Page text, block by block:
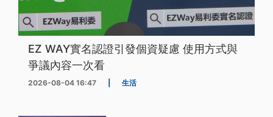
EZ WAY實名認證引發個資疑慮 使用方式與
爭議內容一次看
2026-08-04 16:47 生活